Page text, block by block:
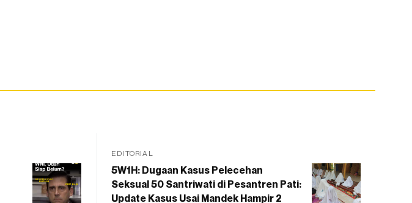
EDITORIAL
5W1H: Dugaan Kasus Pelecehan
Seksual 50 Santriwati di Pesantren Pati:
Update Kasus Usai Mandek Hampir 2